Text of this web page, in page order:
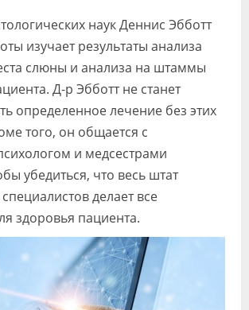
наук Деннис Эбботт
изучает результаты анализа
слюны и анализа на штаммы
Д-р Эбботт не станет
определенное лечение без этих
того, он общается с
и медсестрами
убедиться, что весь штат
делает все
здоровья пациента.